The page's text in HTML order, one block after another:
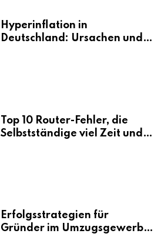
Hyperinflation in
Deutschland: Ursachen und
Top 10 Router-Fehler, die
Selbstständige viel Zeit und
Erfolgsstrategien für
Gründer im Umzugsgewerbe